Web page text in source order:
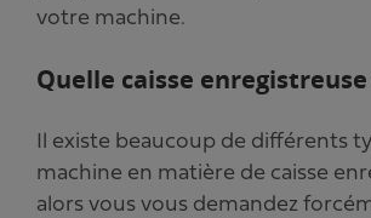
votre machine.
Quelle caisse
Il existe beaucoup de différents
machine en matière de caisse
alors vous vous demandez